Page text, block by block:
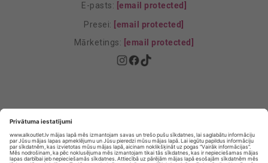
E-pasts: [email protected]
Presei: [email protected]
Mārketings: [email protected]
Privātuma Iestatījumi
E-veikala lietošanas noteikumi